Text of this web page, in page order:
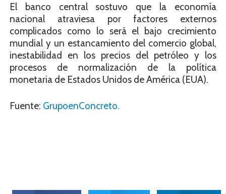
El banco central sostuvo que la economía
nacional atraviesa por factores externos
complicados como lo será el bajo crecimiento
mundial y un estancamiento del comercio global,
inestabilidad en los precios del petróleo y los
procesos de normalización de la política
monetaria de Estados Unidos de América (EUA).
Fuente: GrupoenConcreto.